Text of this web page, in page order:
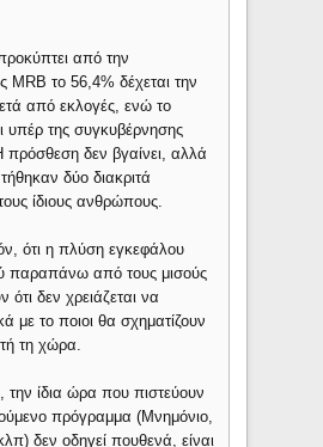
από την
MRB το 56,4% δέχεται την
από εκλογές, ενώ το
υπέρ της συγκυβέρνησης
πρόσθεση δεν βγαίνει, αλλά
δύο διακριτά
ίδιους ανθρώπους.
ότι η πλύση εγκεφάλου
παραπάνω από τους μισούς
δεν χρειάζεται να
με το ποιοι θα σχηματίζουν
τη χώρα.
την ίδια ώρα που πιστεύουν
πρόγραμμα (Μνημόνιο,
δεν οδηγεί πουθενά, είναι